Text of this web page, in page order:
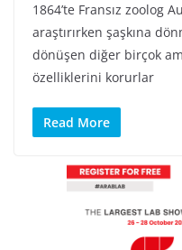
1864’te Fransız zoolog
araştırırken şaşkına
dönüşen diğer birçok
özelliklerini korurlar
Read More